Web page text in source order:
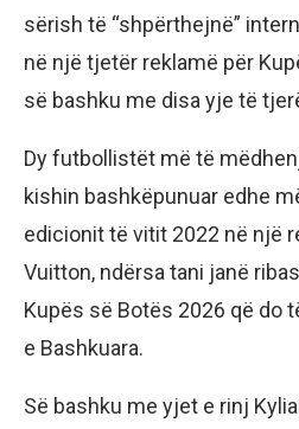
sërish të “shpërthejnë”
në një tjetër reklamë për
së bashku me disa yje të
Dy futbollistët më të
kishin bashkëpunuar edhe
edicionit të vitit 2022 në një
Vuitton, ndërsa tani janë
Kupës së Botës 2026 që do
e Bashkuara.
Së bashku me yjet e rinj